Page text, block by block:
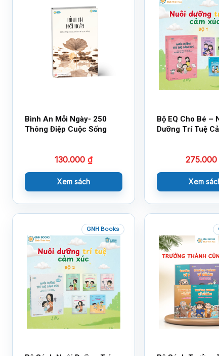
Bình An Mỗi Ngày- 250
Thông Điệp Cuộc Sống
130.000 ₫
Xem sách
Bộ EQ Cho Bé –
Dưỡng Trí Tuệ
Xem
GNH Books